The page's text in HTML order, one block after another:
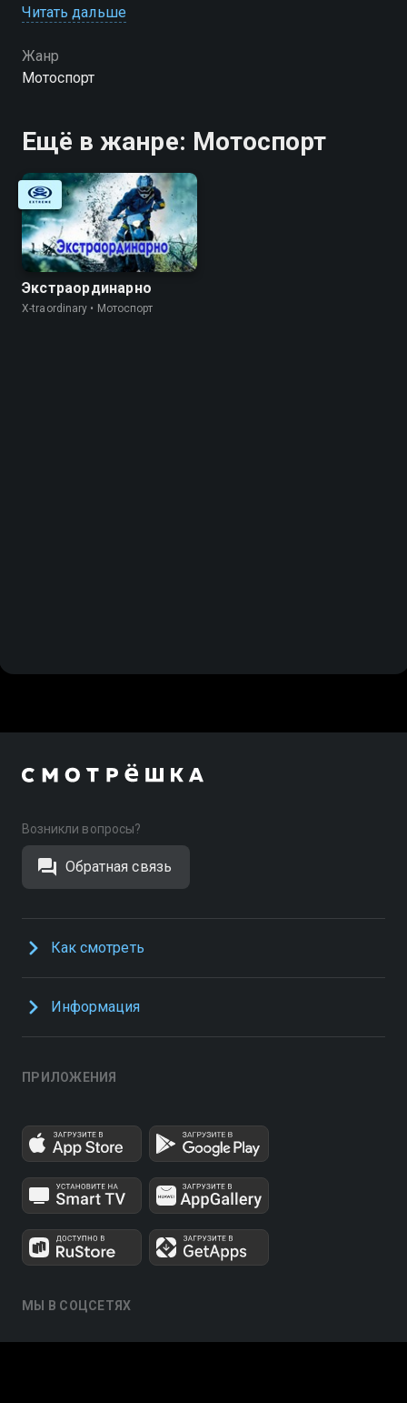
захватывающие дух скорости
Читать дальше
Жанр
Мотоспорт
Ещё в жанре: Мотоспорт
Экстраординарно
X-traordinary • Мотоспорт
Возникли вопросы?
Обратная связь
Как смотреть
Информация
ПРИЛОЖЕНИЯ
МЫ В СОЦСЕТЯХ